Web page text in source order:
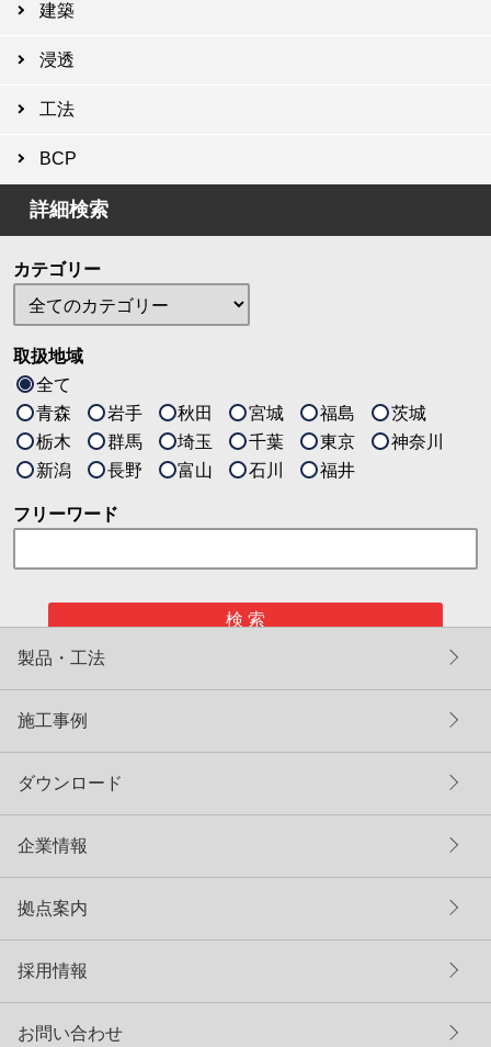
建築
浸透
工法
BCP
詳細検索
カテゴリー
取扱地域
全て
青森
岩手 秋田 宮城 福島
茨城
栃木
群馬 埼玉 千葉 東京
神奈川
新潟
長野 富山 石川 福井
フリーワード
検 索
製品・工法
施工事例
ダウンロード
企業情報
拠点案内
採用情報
お問い合わせ